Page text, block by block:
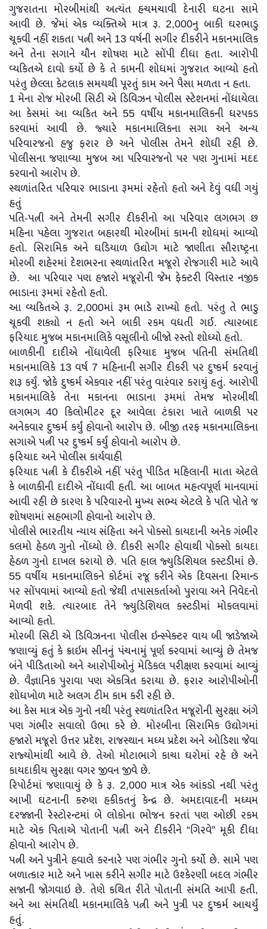
ગુજરાતના મોરબીમાંથી અત્યંત હચમચાવી દેનારી ઘટના સામે
આવી છે. જેમાં એક વ્યક્તિએ માત્ર રૂ. 2,000નુ બાકી ઘરભાડુ
ચૂકવી નહીં શકતા પત્ની અને 13 વર્ષની સગીર દીકરીને મકાનમાલિક
અને તેના સગાને યૌન શોષણ માટે સોંપી દીધા હતા. આરોપી
વ્યકિતએ દાવો કર્યો છે કે તે કામની શોધમાં ગુજરાત આવ્યો હતો
પરંતુ છેલ્લા કેટલાક સમયથી પૂરતું કામ અને પૈસા મળતા ન હતા.
1 મેના રોજ મોરબી સિટી એ ડિવિઝન પોલીસ સ્ટેશનમાં નોંધાયેલા
આ કેસમાં આ વ્યકિત અને 55 વર્ષીય મકાનમાલિકની ધરપકડ
કરવામાં આવી છે. જ્યારે મકાનમાલિકના સગા અને અન્ય
પરિવારજનો હજુ ફરાર છે અને પોલીસ તેમને શોધી રહી છે.
પોલીસના જણાવ્યા મુજબ આ પરિવારજનો પર પણ ગુનામાં મદદ
કરવાનો આરોપ છે.
સ્થળાંતરિત પરિવાર ભાડાના રૂમમાં રહેતો હતો અને દેવું વધી ગયું
હતું
પતિ-પત્ની અને તેમની સગીર દીકરીનો આ પરિવાર લગભગ છ
મહિના પહેલા ગુજરાત બહારથી મોરબીમાં કામની શોધમાં આવ્યો
હતો. સિરામિક અને ઘડિયાળ ઉદ્યોગ માટે જાણીતા સૌરાષ્ટ્રના
મોરબી શહેરમાં દેશભરના સ્થળાંતરિત મજૂરો રોજગારી માટે આવે
છે. આ પરિવાર પણ હજારો મજૂરોની જેમ ફેક્ટરી વિસ્તાર નજીક
ભાડાના રૂમમાં રહેતો હતો.
આ વ્યકિતએ રૂ. 2,000માં રૂમ ભાડે રાખ્યો હતો. પરંતુ તે ભાડુ
ચૂકવી શક્યો ન હતો અને બાકી રકમ વધતી ગઈ. ત્યારબાદ
ફરિયાદ મુજબ મકાનમાલિકે વસૂલીનો બીજો રસ્તો શોધ્યો હતો.
બાળકીની દાદીએ નોંધાવેલી ફરિયાદ મુજબ પતિની સંમતિથી
મકાનમાલિકે 13 વર્ષ 7 મહિનાની સગીર દીકરી પર દુષ્કર્મ કરવાનું
શરૂ કર્યું. જોકે દુષ્કર્મ એકવાર નહીં પરંતુ વારંવાર કરાયું હતું. આરોપી
મકાનમાલિકે તેના મકાનના ભાડાના રૂમમાં તેમજ મોરબીથી
લગભગ 40 કિલોમીટર દૂર આવેલા ટંકારા ખાતે બાળકી પર
અનેકવાર દુષ્કર્મ કર્યું હોવાનો આરોપ છે. બીજી તરફ મકાનમાલિકના
સગાએ પત્ની પર દુષ્કર્મ કર્યું હોવાનો આરોપ છે.
ફરિયાદ અને પોલીસ કાર્યવાહી
ફરિયાદ પત્ની કે દીકરીએ નહીં પરંતુ પીડિત મહિલાની માતા એટલે
કે બાળકીની દાદીએ નોંધાવી હતી. આ બાબત મહત્વપૂર્ણ માનવામાં
આવી રહી છે કારણ કે પરિવારનો મુખ્ય સભ્ય એટલે કે પતિ પોતે જ
શોષણમાં સહભાગી હોવાનો આરોપ છે.
પોલીસે ભારતીય ન્યાય સંહિતા અને પોક્સો કાયદાની અનેક ગંભીર
કલમો હેઠળ ગુનો નોંધ્યો છે. દીકરી સગીર હોવાથી પોક્સો કાયદા
હેઠળ ગુનો દાખલ કરાયો છે. પતિ હાલ જ્યુડિશિયલ કસ્ટડીમાં છે.
55 વર્ષીય મકાનમાલિકને કોર્ટમાં રજૂ કરીને એક દિવસના રિમાન્ડ
પર સોંપવામાં આવ્યો હતો જેથી તપાસકર્તાઓ પુરાવા અને નિવેદનો
મેળવી શકે. ત્યારબાદ તેને જ્યુડિશિયલ કસ્ટડીમાં મોકલવામાં
આવ્યો હતો.
મોરબી સિટી એ ડિવિઝનના પોલીસ ઇન્સ્પેક્ટર વાય બી જાડેજાએ
જણાવ્યું હતું કે ક્રાઇમ સીનનું પંચનામું પૂર્ણ કરવામાં આવ્યું છે તેમજ
બંને પીડિતાઓ અને આરોપીઓનું મેડિકલ પરીક્ષણ કરવામાં આવ્યું
છે. વૈજ્ઞાનિક પુરાવા પણ એકત્રિત કરાયા છે. ફરાર આરોપીઓની
શોધખોળ માટે અલગ ટીમ કામ કરી રહી છે.
આ કેસ માત્ર એક ગુનો નથી પરંતુ સ્થળાંતરિત મજૂરોની સુરક્ષા અંગે
પણ ગંભીર સવાલો ઉભા કરે છે. મોરબીના સિરામિક ઉદ્યોગમાં
હજારો મજૂરો ઉત્તર પ્રદેશ, રાજસ્થાન મધ્ય પ્રદેશ અને ઓડિશા જેવા
રાજ્યોમાંથી આવે છે. તેઓ મોટાભાગે કાચા ઘરોમાં રહે છે અને
કાયદાકીય સુરક્ષા વગર જીવન જીવે છે.
રિપોર્ટમાં જણાવાયું છે કે રૂ. 2,000 માત્ર એક આંકડો નથી પરંતુ
આખી ઘટનાની કરુણ હકીકતનું કેન્દ્ર છે. અમદાવાદની મધ્યમ
દરજ્જાની રેસ્ટોરન્ટમાં બે લોકોના ભોજન કરતાં પણ ઓછી રકમ
માટે એક પિતાએ પોતાની પત્ની અને દીકરીને “ગિરવે” મૂકી દીધા
હોવાનો આરોપ છે.
પત્ની અને પુત્રીને હવાલે કરનારે પણ ગંભીર ગુનો કર્યો છે. સામે પણ
બળાત્કાર માટે અને ખાસ કરીને સગીર માટે ઉશ્કેરણી બદલ ગંભીર
સજાની જોગવાઇ છે. તેણે કથિત રીતે પોતાની સંમતિ આપી હતી,
અને આ સંમતિથી મકાનમાલિકે પત્ની અને પુત્રી પર દુષ્કર્મ આચર્યું
હતું.